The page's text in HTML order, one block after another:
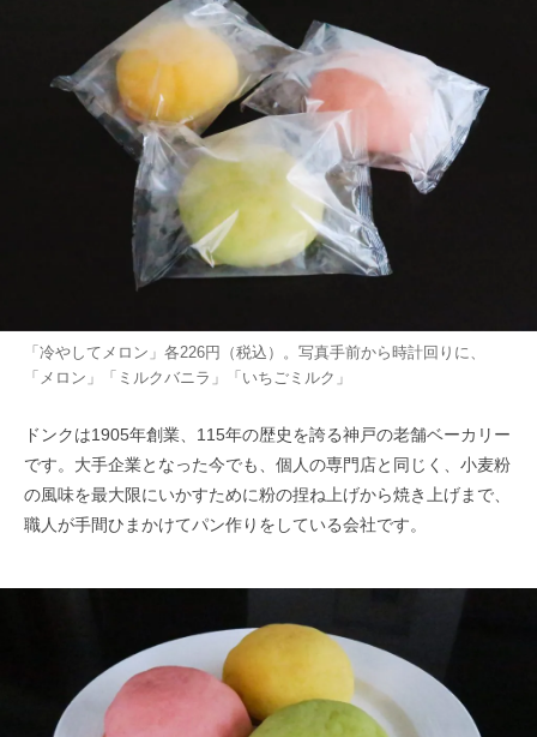
「冷やしてメロン」各226円（税込）。写真手前から時計回りに、
「メロン」「ミルクバニラ」「いちごミルク」
ドンクは1905年創業、115年の歴史を誇る神戸の老舗ベーカリー
です。大手企業となった今でも、個人の専門店と同じく、小麦粉
の風味を最大限にいかすために粉の捏ね上げから焼き上げまで、
職人が手間ひまかけてパン作りをしている会社です。